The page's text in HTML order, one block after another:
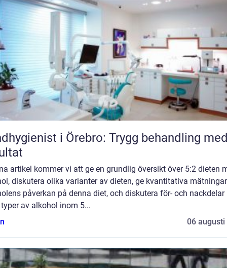
i Örebro: Trygg behandling
artikel kommer vi att ge en grundlig översikt över 5:2 dieten
diskutera olika varianter av dieten, ge kvantitativa
påverkan på denna diet, och diskutera för- och nackdelar
av alkohol inom 5...
06 augusti